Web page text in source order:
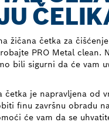
žičana četka za
PRO Metal clean.
bili sigurni da će vam
četka je napravljena od
finu završnu obradu
će vam da se